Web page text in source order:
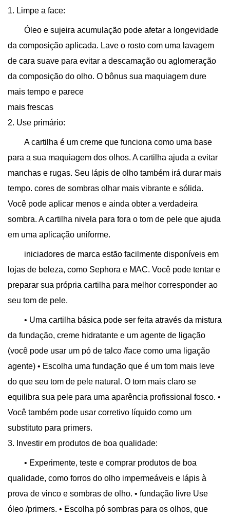
1. Limpe a face:
Óleo e sujeira acumulação pode afetar a longevidade
da composição aplicada. Lave o rosto com uma lavagem
de cara suave para evitar a descamação ou aglomeração
da composição do olho. O bônus sua maquiagem dure
mais tempo e parece
mais frescas
2. Use primário:
A cartilha é um creme que funciona como uma base
para a sua maquiagem dos olhos. A cartilha ajuda a evitar
manchas e rugas. Seu lápis de olho também irá durar mais
tempo. cores de sombras olhar mais vibrante e sólida.
Você pode aplicar menos e ainda obter a verdadeira
sombra. A cartilha nivela para fora o tom de pele que ajuda
em uma aplicação uniforme.
iniciadores de marca estão facilmente disponíveis em
lojas de beleza, como Sephora e MAC. Você pode tentar e
preparar sua própria cartilha para melhor corresponder ao
seu tom de pele.
• Uma cartilha básica pode ser feita através da mistura
da fundação, creme hidratante e um agente de ligação
(você pode usar um pó de talco /face como uma ligação
agente) • Escolha uma fundação que é um tom mais leve
do que seu tom de pele natural. O tom mais claro se
equilibra sua pele para uma aparência profissional fosco. •
Você também pode usar corretivo líquido como um
substituto para primers.
3. Investir em produtos de boa qualidade:
• Experimente, teste e comprar produtos de boa
qualidade, como forros do olho impermeáveis ​​e lápis à
prova de vinco e sombras de olho. • fundação livre Use
óleo /primers. • Escolha pó sombras para os olhos, que